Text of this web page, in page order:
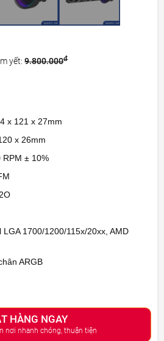
yết:9.800.000đ
x 121 x 27mm
x 26mm
± 10%
1700/1200/115x/20xx, AMD
ARGB
HÀNG NGAY
nơi nhanh chóng, thuận tiện